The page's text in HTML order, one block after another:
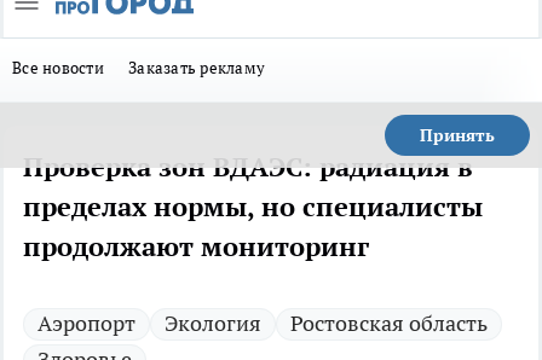
Все новости Заказать рекламу
Принять
Проверка зон ВДАЭС: радиация в
пределах нормы, но специалисты
продолжают мониторинг
Аэропорт Экология
Ростовская область